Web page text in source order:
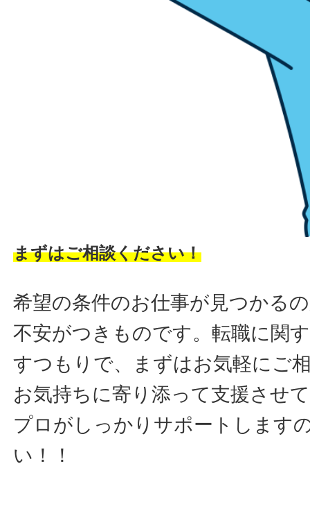
まずはご相談ください！
希望の条件のお仕事が見つかる
不安がつきものです。転職に関
すつもりで、まずはお気軽にご
お気持ちに寄り添って支援させ
プロがしっかりサポートします
い！！